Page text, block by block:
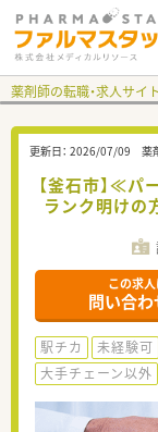
薬剤師の転職・求人サイ
更新日： 2026/07/09 薬
【釜石市】≪
ランク明けの
この求
問い合わ
駅チカ 未経験可
大手チェーン以外